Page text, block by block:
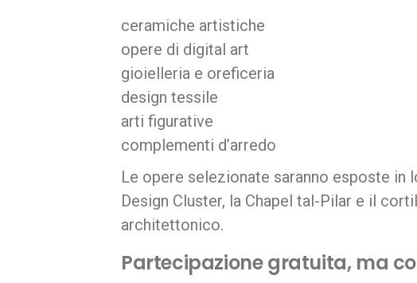
ceramiche artistiche
opere di digital art
gioielleria e oreficeria
design tessile
arti figurative
complementi d’arredo
Le opere selezionate saranno esposte
Design Cluster, la Chapel tal-Pilar e il
architettonico.
Partecipazione gratuita, ma